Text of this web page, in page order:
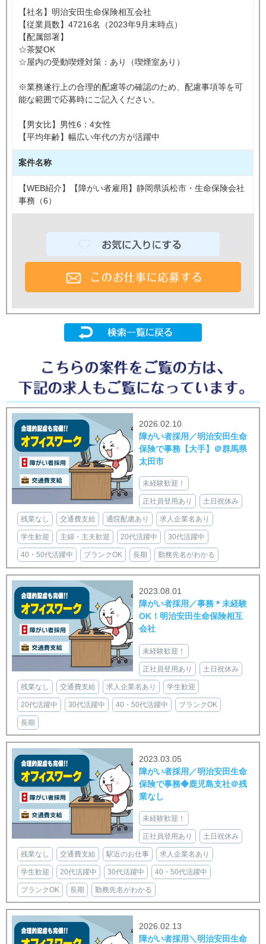
【社名】明治安田生命保険相互会社
【従業員数】47216名（2023年9月末時点）
【配属部署】
☆茶髪OK
☆屋内の受動喫煙対策：あり（喫煙室あり）
※業務遂行上の合理的配慮等の確認のため、配慮事項等を可
能な範囲で応募時にご記入ください。
【男女比】男性6：4女性
【平均年齢】幅広い年代の方が活躍中
案件名称
【WEB紹介】【障がい者雇用】静岡県浜松市・生命保険会社
事務（6）
2026.02.10
障がい者採用／明治安田生命
保険で事務【大手】＠群馬県
太田市
未経験歓迎！
正社員登用あり 土日祝休み
残業なし 交通費支給 通院配慮あり 求人企業名あり
学生歓迎 主婦・主夫歓迎 20代活躍中 30代活躍中
40・50代活躍中 ブランクOK 長期 勤務先名がわかる
2023.08.01
障がい者採用／事務＊未経験
OK！明治安田生命保険相互
会社
未経験歓迎！
正社員登用あり 土日祝休み
残業なし 交通費支給 求人企業名あり 学生歓迎
20代活躍中 30代活躍中 40・50代活躍中 ブランクOK
長期
2023.03.05
障がい者採用／明治安田生命
保険で事務◆鹿児島支社＠残
業なし
未経験歓迎！
正社員登用あり 土日祝休み
残業なし 交通費支給 駅近のお仕事 求人企業名あり
学生歓迎 20代活躍中 30代活躍中 40・50代活躍中
ブランクOK 長期 勤務先名がわかる
2026.02.13
障がい者採用＼明治安田生命